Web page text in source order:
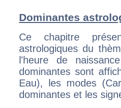
Dominantes
Ce chapitre
astrologiques du
l'heure de
dominantes sont
Eau), les modes
dominantes et les